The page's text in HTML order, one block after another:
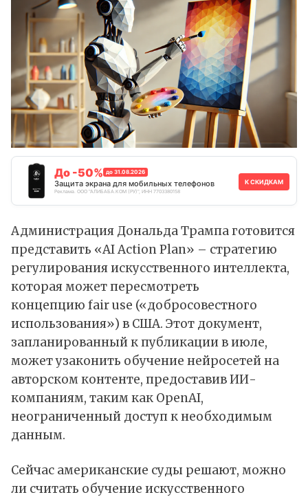
До -50% до 31.08.2026
Защита экрана для мобильных телефонов
Реклама. ООО "АЛИБАБА.КОМ (РУ)", ИНН 7703380158
К СКИДКАМ
Администрация Дональда Трампа готовится
представить «AI Action Plan» – стратегию
регулированияискусственного интеллекта,
которая может пересмотреть
концепцию fair use («добросовестного
использования») в США. Этот документ,
запланированный к публикации в июле,
может узаконить обучение нейросетей на
авторском контенте, предоставив ИИ-
компаниям, таким как OpenAI,
неограниченный доступ к необходимым
данным.
Сейчас американские суды решают, можно
ли считать обучение искусственного